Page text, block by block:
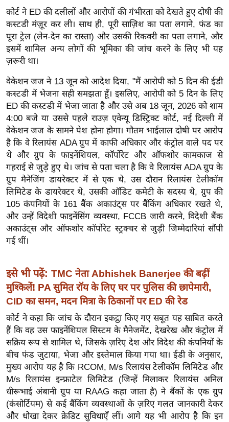
ख्सि
य
त
यं
इं
डि
या
सा
हि
त्य
ज
ग
त
ऑ
टो
व
न्यू
ज
ब्री
फ
म
नो
रं
ज
न
ज
ग
त
कोर्ट ने ED की दलीलों और आरोपों की गंभीरता को देखते हुए दोषी की
कस्टडी मंज़ूर कर ली। साथ ही, पूरी साज़िश का पता लगाने, फंड का
पूरा ट्रेल (लेन-देन का रास्ता) और उसकी रिकवरी का पता लगाने, और
इसमें शामिल अन्य लोगों की भूमिका की जांच करने के लिए भी यह
ज़रूरी था।
वेकेशन जज ने 13 जून को आदेश दिया, "मैं आरोपी को 5 दिन की ईडी
कस्टडी में भेजना सही समझता हूँ। इसलिए, आरोपी को 5 दिन के लिए
ED की कस्टडी में भेजा जाता है और उसे अब 18 जून, 2026 को शाम
4:00 बजे या उससे पहले राउज़ एवेन्यू डिस्ट्रिक्ट कोर्ट, नई दिल्ली में
वेकेशन जज के सामने पेश होना होगा। गौतम भाईलाल दोषी पर आरोप
है कि वे रिलायंस ADA ग्रुप में काफी अधिकार और कंट्रोल वाले पद पर
थे और ग्रुप के फाइनेंशियल, कॉर्पोरेट और ऑफशोर कामकाज से
गहराई से जुड़े हुए थे। जांच से पता चला है कि वे रिलायंस ADA ग्रुप के
ग्रुप मैनेजिंग डायरेक्टर में से एक थे, उस दौरान रिलायंस टेलीकॉम
लिमिटेड के डायरेक्टर थे, उसकी ऑडिट कमेटी के सदस्य थे, ग्रुप की
105 कंपनियों के 161 बैंक अकाउंट्स पर बैंकिंग अधिकार रखते थे,
और उन्हें विदेशी फाइनेंसिंग व्यवस्था, FCCB जारी करने, विदेशी बैंक
अकाउंट्स और ऑफशोर कॉर्पोरेट स्ट्रक्चर से जुड़ी जिम्मेदारियां सौंपी
गई थीं।
इसे भी पढ़ें: TMC नेता Abhishek Banerjee की बढ़ीं
मुश्किलें! PA सुमित रॉय के लिए घर पर पुलिस की छापेमारी,
CID का समन, मदन मित्रा के ठिकानों पर ED की रेड
कोर्ट ने कहा कि जांच के दौरान इकट्ठा किए गए सबूत यह साबित करते
हैं कि वह उस फाइनेंशियल सिस्टम के मैनेजमेंट, देखरेख और कंट्रोल में
सक्रिय रूप से शामिल थे, जिसके ज़रिए देश और विदेश की कंपनियों के
बीच फंड जुटाया, भेजा और इस्तेमाल किया गया था। ईडी के अनुसार,
मुख्य आरोप यह है कि RCOM, M/s रिलायंस टेलीकॉम लिमिटेड और
M/s रिलायंस इन्फ्राटेल लिमिटेड (जिन्हें मिलाकर रिलायंस अनिल
धीरूभाई अंबानी ग्रुप या RAAG कहा जाता है) ने बैंकों के एक ग्रुप
(कंसोर्टियम) से कई बैंकिंग व्यवस्थाओं के ज़रिए गलत जानकारी देकर
और धोखा देकर क्रेडिट सुविधाएँ लीं। आगे यह भी आरोप है कि इन